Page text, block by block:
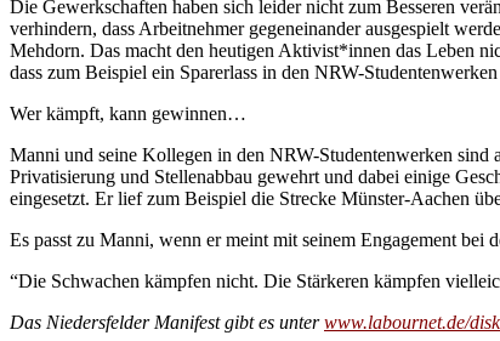
Die Gewerkschaften haben sich leider nicht zum Besseren
verhindern, dass Arbeitnehmer gegeneinander ausgespielt
Mehdorn. Das macht den heutigen Aktivist*innen das Leben
dass zum Beispiel ein Sparerlass in den NRW-
Wer kämpft, kann gewinnen…
Manni und seine Kollegen in den NRW-Studentenwerken sind
Privatisierung und Stellenabbau gewehrt und dabei einige
eingesetzt. Er lief zum Beispiel die Strecke Münster-Aachen
Es passt zu Manni, wenn er meint mit seinem Engagement
“Die Schwachen kämpfen nicht. Die Stärkeren kämpfen
Das Niedersfelder Manifest gibt es unterwww.labournet.de/